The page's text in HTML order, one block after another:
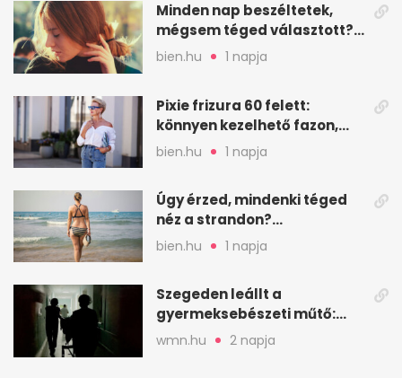
Minden nap beszéltetek,
mégsem téged választott?
Ez az érzelmi csapda
bien.hu 1 napja
Pixie frizura 60 felett:
könnyen kezelhető fazon,
ami karaktert ad
bien.hu 1 napja
Úgy érzed, mindenki téged
néz a strandon?
Pszichológusok szerint más
áll a háttérben
bien.hu 1 napja
Szegeden leállt a
gyermeksebészeti műtő:
elfogytak a tartalékok
wmn.hu 2 napja